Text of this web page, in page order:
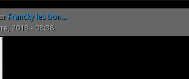
Francky les bon...
2018 - 08:38